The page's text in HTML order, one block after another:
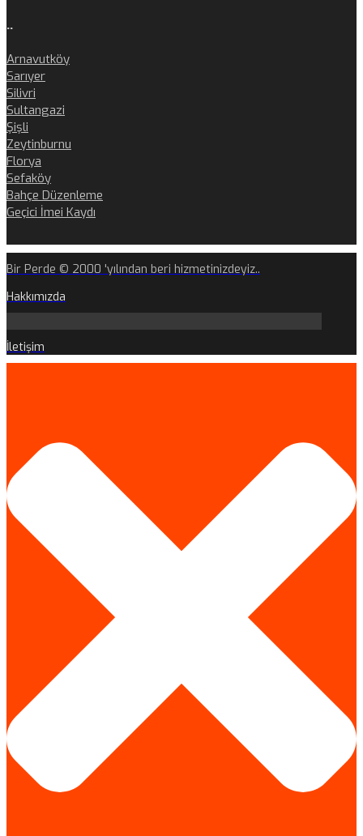
..
Arnavutköy
Sarıyer
Silivri
Sultangazi
Şişli
Zeytinburnu
Florya
Sefaköy
Bahçe Düzenleme
Geçici İmei Kaydı
Bir Perde © 2000 'yılından beri hizmetinizdeyiz..
Hakkımızda
İletişim